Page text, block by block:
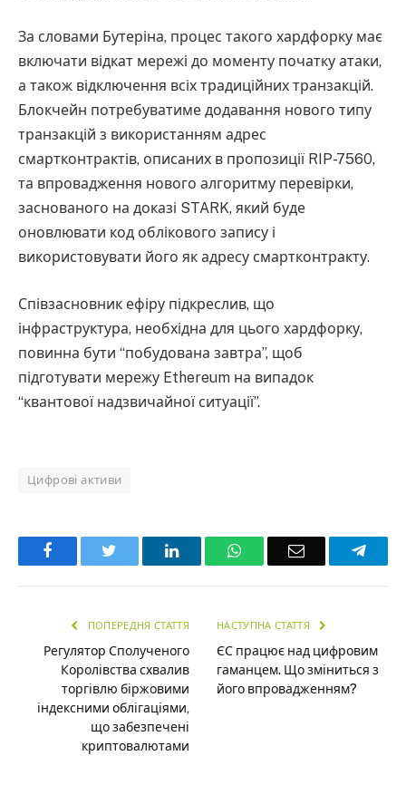
За словами Бутеріна, процес такого хардфорку має
включати відкат мережі до моменту початку атаки,
а також відключення всіх традиційних транзакцій.
Блокчейн потребуватиме додавання нового типу
транзакцій з використанням адрес
смартконтрактів, описаних в пропозиції RIP-7560,
та впровадження нового алгоритму перевірки,
заснованого на доказі STARK, який буде
оновлювати код облікового запису і
використовувати його як адресу смартконтракту.
Співзасновник ефіру підкреслив, що
інфраструктура, необхідна для цього хардфорку,
повинна бути “побудована завтра”, щоб
підготувати мережу Ethereum на випадок
“квантової надзвичайної ситуації”.
Цифрові активи
Facebook LinkedInWhatsAppEmail
ПОПЕРЕДНЯ СТАТТЯ
Регулятор Сполученого
Королівства схвалив
торгівлю біржовими
індексними облігаціями,
що забезпечені
криптовалютами
НАСТУПНА СТАТТЯ
ЄС працює над цифровим
гаманцем. Що зміниться з
його впровадженням?